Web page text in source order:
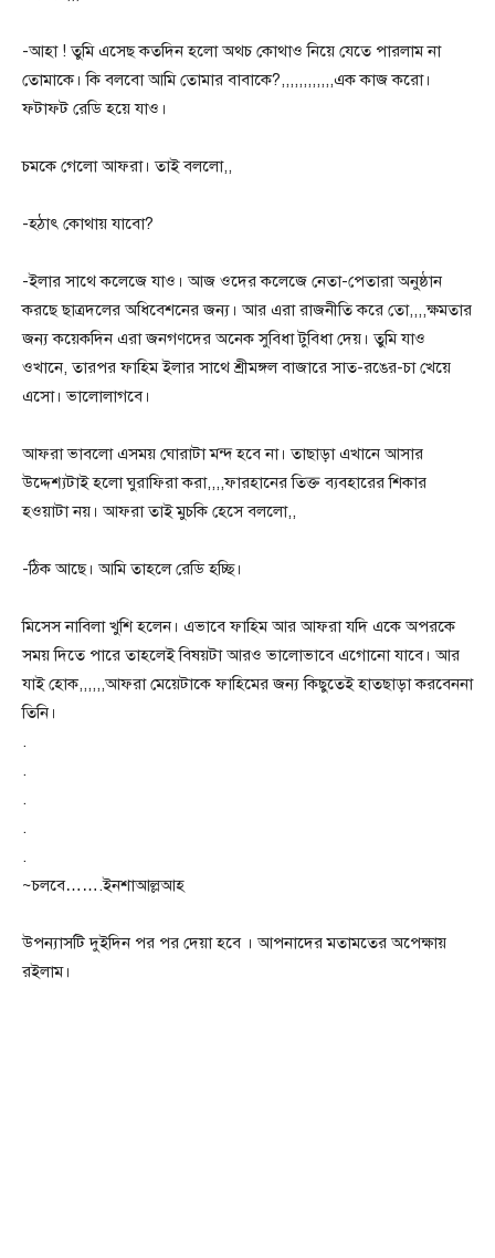
-আহা ! তুমি এসেছ কতদিন হলো অথচ কোথাও নিয়ে যেতে পারলাম না
তোমাকে। কি বলবো আমি তোমার বাবাকে?,,,,,,,,,,,,এক কাজ করো।
ফটাফট রেডি হয়ে যাও।
চমকে গেলো আফরা। তাই বললো,,
-হঠাৎ কোথায় যাবো?
-ইলার সাথে কলেজে যাও। আজ ওদের কলেজে নেতা-পেতারা অনুষ্ঠান
করছে ছাত্রদলের অধিবেশনের জন্য। আর এরা রাজনীতি করে তো,,,,ক্ষমতার
জন্য কয়েকদিন এরা জনগণদের অনেক সুবিধা টুবিধা দেয়। তুমি যাও
ওখানে, তারপর ফাহিম ইলার সাথে শ্রীমঙ্গল বাজারে সাত-রঙের-চা খেয়ে
এসো। ভালোলাগবে।
আফরা ভাবলো এসময় ঘোরাটা মন্দ হবে না। তাছাড়া এখানে আসার
উদ্দেশ্যটাই হলো ঘুরাফিরা করা,,,,ফারহানের তিক্ত ব্যবহারের শিকার
হওয়াটা নয়। আফরা তাই মুচকি হেসে বললো,,
-ঠিক আছে। আমি তাহলে রেডি হচ্ছি।
মিসেস নাবিলা খুশি হলেন। এভাবে ফাহিম আর আফরা যদি একে অপরকে
সময় দিতে পারে তাহলেই বিষয়টা আরও ভালোভাবে এগোনো যাবে। আর
যাই হোক,,,,,,আফরা মেয়েটাকে ফাহিমের জন্য কিছুতেই হাতছাড়া করবেননা
তিনি।
.
.
.
.
.
~চলবে…….ইনশাআল্লআহ
উপন্যাসটি দুইদিন পর পর দেয়া হবে । আপনাদের মতামতের অপেক্ষায়
রইলাম।